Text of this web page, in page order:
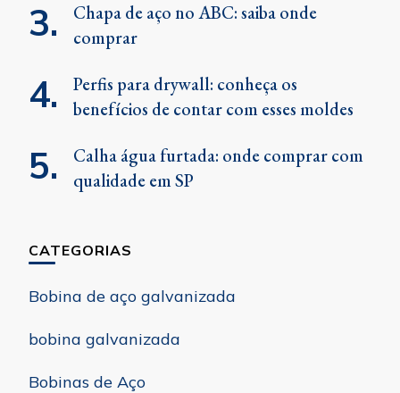
Chapa de aço no ABC: saiba onde
comprar
Perfis para drywall: conheça os
benefícios de contar com esses moldes
Calha água furtada: onde comprar com
qualidade em SP
CATEGORIAS
Bobina de aço galvanizada
bobina galvanizada
Bobinas de Aço